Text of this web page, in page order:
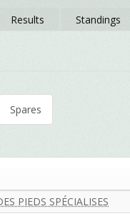
Results Standings
Spares
PIEDS SPÉCIALISES